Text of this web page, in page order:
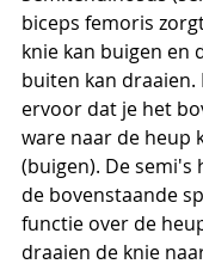
biceps femoris
knie kan buigen en
buiten kan draaien.
ervoor dat je het
ware naar de heup
(buigen). De semi's
de bovenstaande
functie over de
draaien de knie